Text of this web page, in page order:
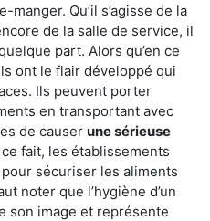
Qu’il s’agisse de la
de la salle de service, il
part. Alors qu’en ce
ont le flair développé qui
Ils peuvent porter
en transportant avec
de causer une sérieuse
ce fait, les établissements
sécuriser les aliments
noter que l’hygiène d’un
son image et représente